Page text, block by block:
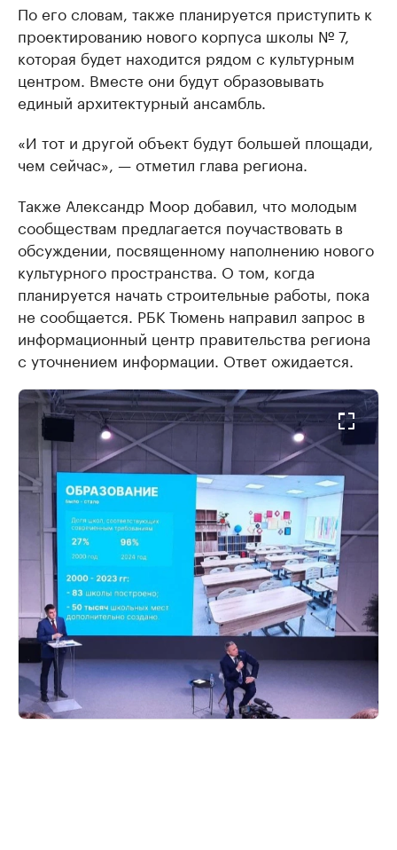
По его словам, также планируется приступить к
проектированию нового корпуса школы № 7,
которая будет находится рядом с культурным
центром. Вместе они будут образовывать
единый архитектурный ансамбль.
«И тот и другой объект будут большей площади,
чем сейчас», — отметил глава региона.
Также Александр Моор добавил, что молодым
сообществам предлагается поучаствовать в
обсуждении, посвященному наполнению нового
культурного пространства. О том, когда
планируется начать строительные работы, пока
не сообщается. РБК Тюмень направил запрос в
информационный центр правительства региона
с уточнением информации. Ответ ожидается.